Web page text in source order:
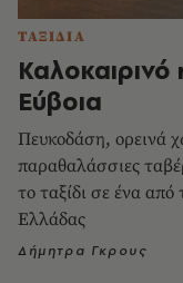
ΤΑΞΙΔΙΑ
Εύβοια
Πευκοδάση, ορεινά
παραθαλάσσιες
το ταξίδι σε ένα
Ελλάδας
Δήμητρα Γκρους